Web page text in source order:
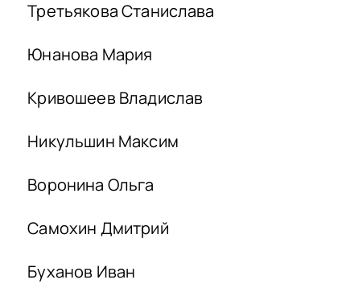
Третьякова Станислава
Юнанова Мария
Кривошеев Владислав
Никульшин Максим
Воронина Ольга
Самохин Дмитрий
Буханов Иван